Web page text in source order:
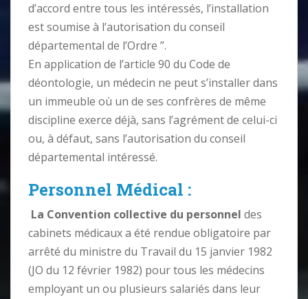
d’accord entre tous les intéressés, l’installation
est soumise à l’autorisation du conseil
départemental de l’Ordre ”.
En application de l’article 90 du Code de
déontologie, un médecin ne peut s’installer dans
un immeuble où un de ses confrères de même
discipline exerce déjà, sans l’agrément de celui-ci
ou, à défaut, sans l’autorisation du conseil
départemental intéressé.
Personnel Médical :
La Convention collective du personnel des
cabinets médicaux a été rendue obligatoire par
arrêté du ministre du Travail du 15 janvier 1982
(JO du 12 février 1982) pour tous les médecins
employant un ou plusieurs salariés dans leur